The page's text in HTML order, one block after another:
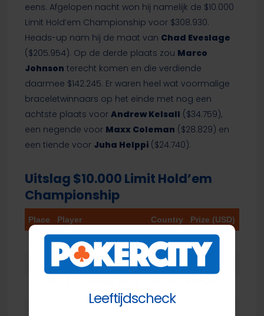
eens. Afgelopen nacht won hij namelijk de $10.000
Limit Hold’em Championship voor $308.930.
Heads-up nam hij de maat van Chad Eveslage
($205.954). Op de derde plaats zou Marco
Johnson terecht komen en die verdiende
daarmee $142.245. Er waren heel wat voormalige
braceletwinnaars op het einde met nog een
achtste plaats voor Andrew Kelsall ($34.759),
een negende voor Maxx Coleman ($28.829) en
een tiende voor Juha Helppi($24.740).
Uitslag $10.000 Limit Hold’em
Championship
Place Player Country Prize (USD)
John Racener $308,930
Chad Eveslage $205,954
Leeftijdscheck